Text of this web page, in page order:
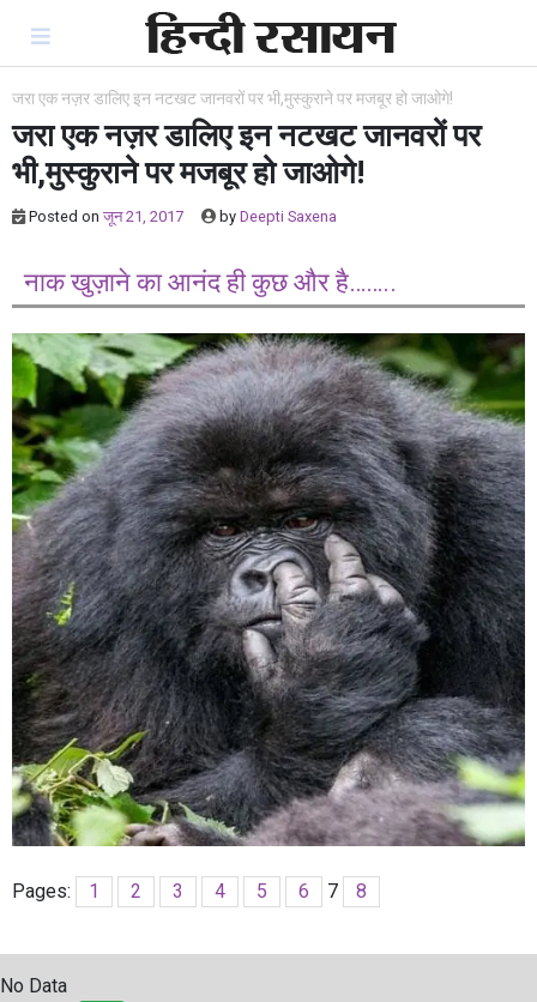
content
जरा एक नज़र डालिए इन नटखट जानवरों पर भी,मुस्कुराने पर मजबूर हो जाओगे!
जरा एक नज़र डालिए इन नटखट जानवरों पर
भी,मुस्कुराने पर मजबूर हो जाओगे!
Posted on जून 21, 2017 by Deepti Saxena
नाक खुज़ाने का आनंद ही कुछ और है……..
Pages: 1 2 3 4 5 6 7 8
No Data